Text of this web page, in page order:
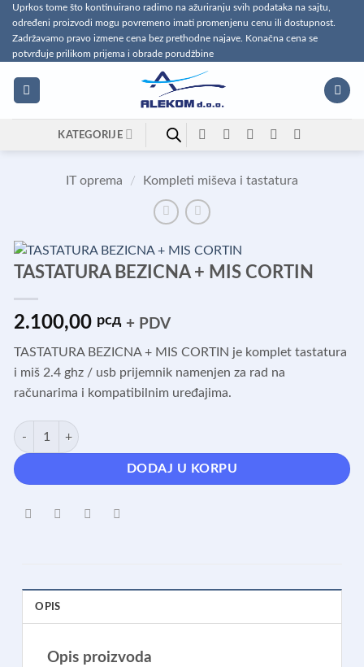
Preskoči
na
sadržaj
Uprkos tome što kontinuirano radimo na ažuriranju svih podataka na sajtu,
određeni proizvodi mogu povremeno imati promenjenu cenu ili dostupnost.
Zadržavamo pravo izmene cena bez prethodne najave. Konačna cena se
potvrđuje prilikom prijema i obrade porudžbine
KATEGORIJE
IT oprema / Kompleti miševa i tastatura
TASTATURA BEZICNA + MIS CORTIN
2.100,00 рсд + PDV
TASTATURA BEZICNA + MIS CORTIN je komplet tastatura
i miš 2.4 ghz / usb prijemnik namenjen za rad na
računarima i kompatibilnim uređajima.
TASTATURA BEZICNA + MIS CORTIN količina
DODAJ U KORPU
OPIS
Opis proizvoda